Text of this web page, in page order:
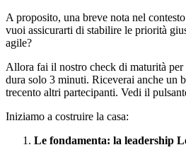
A proposito, una breve nota nel
vuoi assicurarti di stabilire le priorità
agile?
Allora fai il nostro check di maturità per
dura solo 3 minuti. Riceverai anche un
trecento altri partecipanti. Vedi il
Iniziamo a costruire la casa:
Le fondamenta: la leadership